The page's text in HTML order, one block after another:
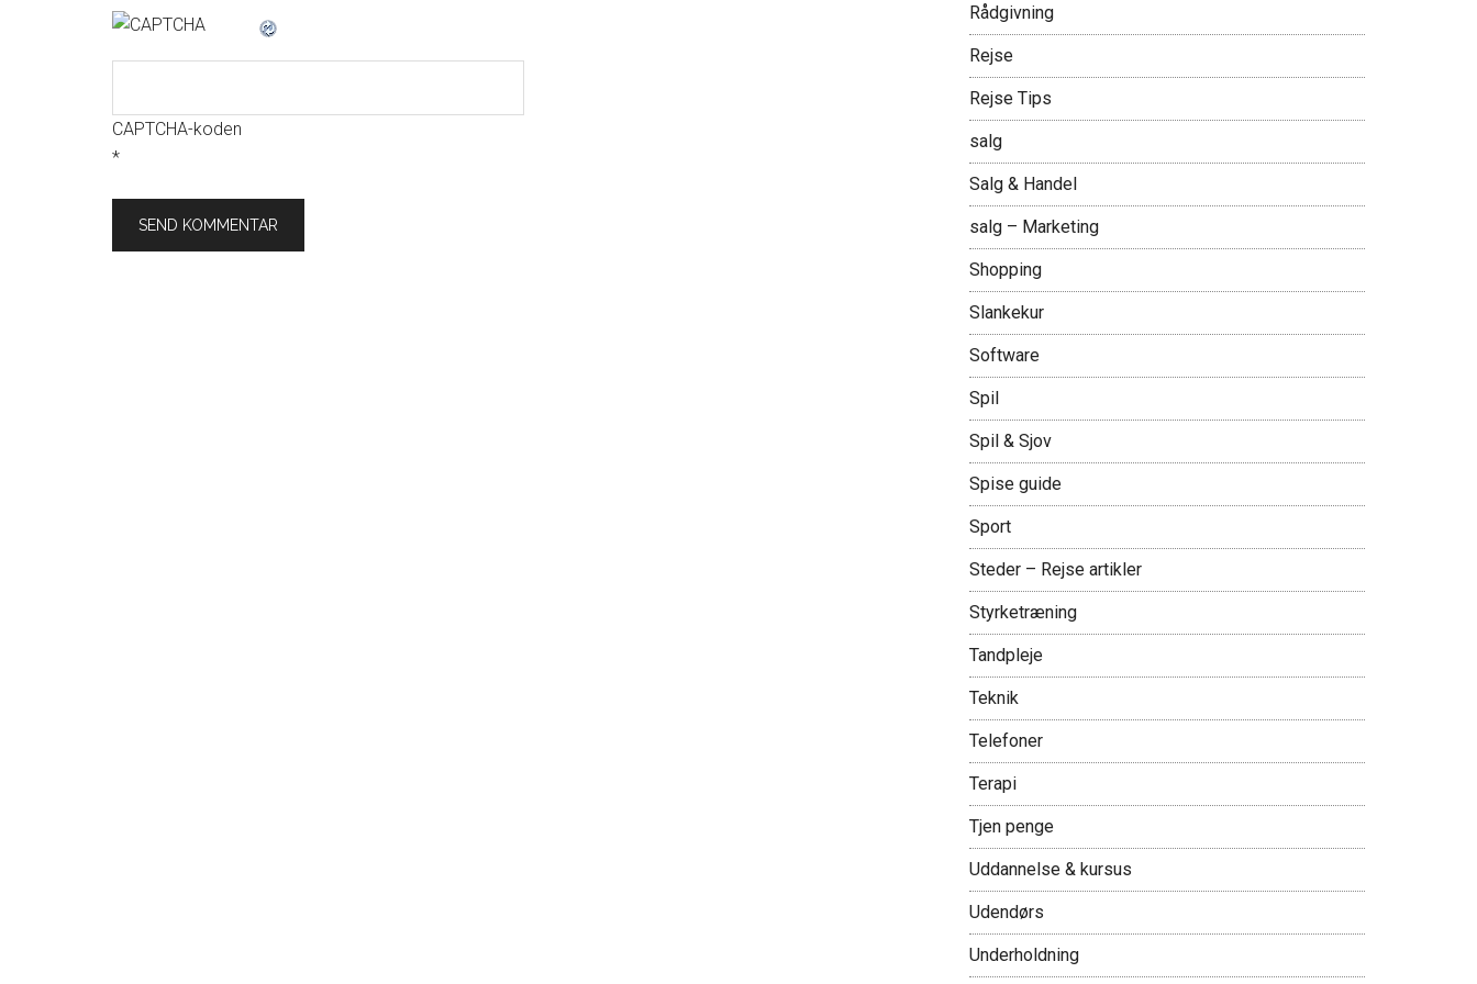
CAPTCHA-koden
*
Rådgivning
Rejse
Rejse Tips
salg
Salg & Handel
salg – Marketing
Shopping
Slankekur
Software
Spil
Spil & Sjov
Spise guide
Sport
Steder – Rejse artikler
Styrketræning
Tandpleje
Teknik
Telefoner
Terapi
Tjen penge
Uddannelse & kursus
Udendørs
Underholdning